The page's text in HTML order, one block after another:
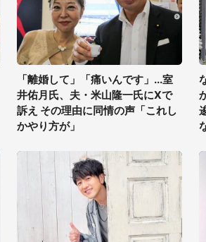
「離婚して」「痛いんです」...室
井佑月氏、夫・米山隆一氏にXで
訴え その理由に同情の声「これし
かやり方が」